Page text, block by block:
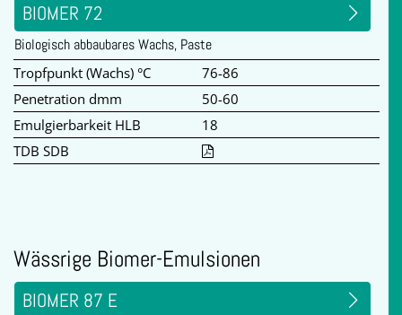
BIOMER 72
Biologisch abbaubares Wachs, Paste
Tropfpunkt (Wachs) °C
76-86
Penetration dmm
50-60
Emulgierbarkeit HLB
18
TDB SDB
Wässrige Biomer-Emulsionen
BIOMER 87 E